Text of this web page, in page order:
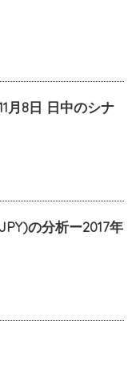
月8日 日中のシナ
の分析ー2017年